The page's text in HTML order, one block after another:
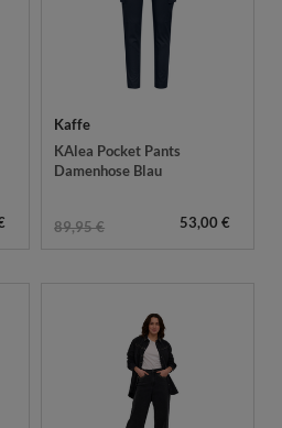
Kaffe
KAlea Pocket Pants
Damenhose Blau
89,95 € 53,00 €